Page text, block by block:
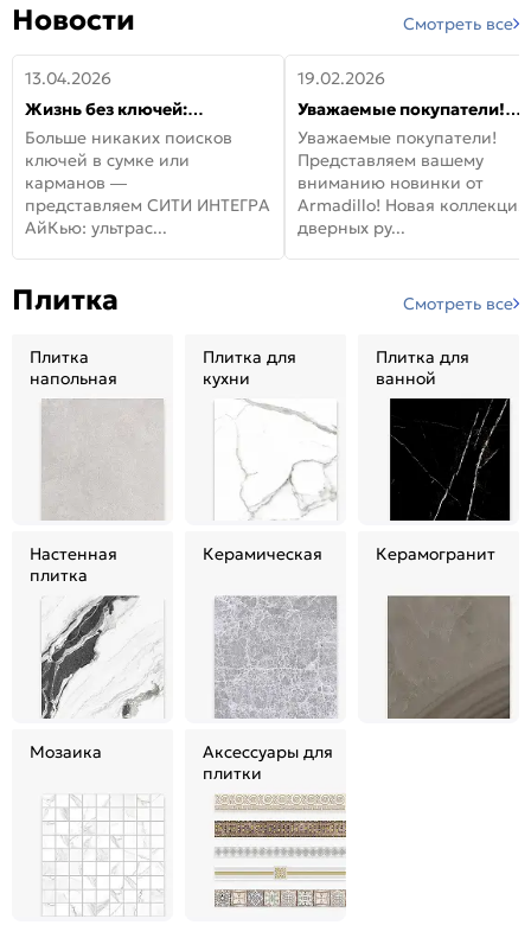
Новости Смотреть все
13.04.2026
Жизнь без ключей:
встречайте новую дверь
СИТИ ИНТЕГРА АйКью!
Больше никаких поисков
ключей в сумке или
карманов —
представляем СИТИ ИНТЕГРА
АйКью: ультрас...
19.02.2026
Уважаемые покупатели!
Представляем вашему
вниманию новинки от
Armadillo!
Уважаемые покупатели!
Представляем вашему
вниманию новинки от
Armadillo! Новая коллекция
дверных ру...
Плитка Смотреть все
Плитка
напольная
Плитка для
кухни
Плитка для
ванной
Настенная
плитка
Керамическая Керамогранит
Мозаика
Аксессуары для
плитки